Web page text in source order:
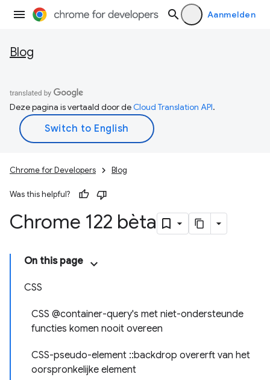
Aanmelden
Blog
Deze pagina is vertaald door deCloud Translation API.
Chrome for Developers Blog
Was this helpful?
Chrome 122 bèta
On this page
CSS
CSS @container-query's met niet-ondersteunde
functies komen nooit overeen
CSS-pseudo-element ::backdrop overerft van het
oorspronkelijke element